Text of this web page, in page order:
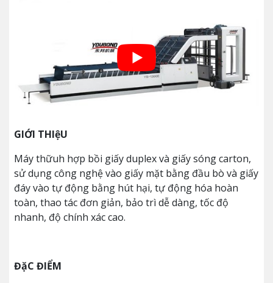
GIỚI THIệU
Máy thữuh hợp bồi giấy duplex và giấy sóng carton,
sử dụng công nghệ vào giấy mặt bằng đầu bò và giấy
đáy vào tự động bằng hút hại, tự động hóa hoàn
toàn, thao tác đơn giản, bảo trì dễ dàng, tốc độ
nhanh, độ chính xác cao.
ĐặC ĐIỂM